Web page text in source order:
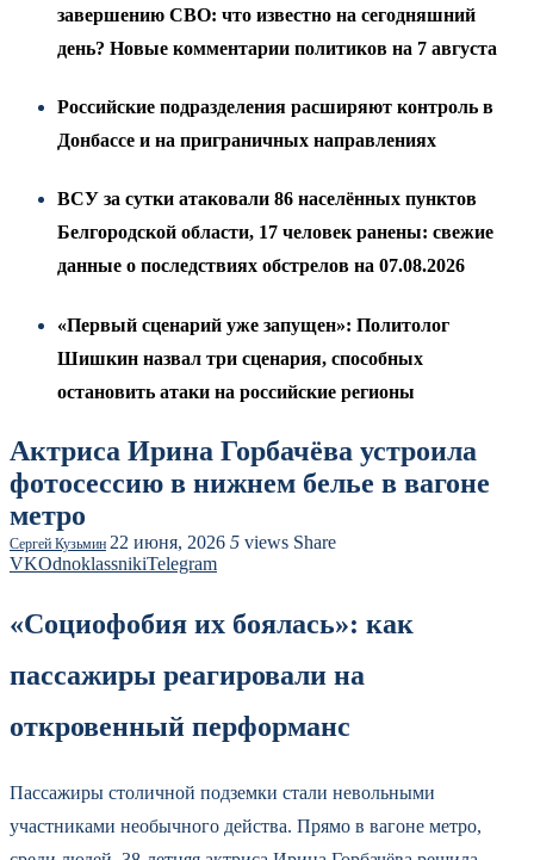
завершению СВО: что известно на сегодняшний
день? Новые комментарии политиков на 7 августа
Российские подразделения расширяют контроль в
Донбассе и на приграничных направлениях
ВСУ за сутки атаковали 86 населённых пунктов
Белгородской области, 17 человек ранены: свежие
данные о последствиях обстрелов на 07.08.2026
«Первый сценарий уже запущен»: Политолог
Шишкин назвал три сценария, способных
остановить атаки на российские регионы
Актриса Ирина Горбачёва устроила
фотосессию в нижнем белье в вагоне
метро
Сергей Кузьмин 22 июня, 2026 5 views Share
VKOdnoklassnikiTelegram
«Социофобия их боялась»: как
пассажиры реагировали на
откровенный перформанс
Пассажиры столичной подземки стали невольными
участниками необычного действа. Прямо в вагоне метро,